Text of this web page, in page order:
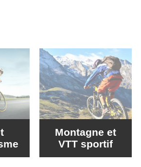
Montagne et
VTT sportif